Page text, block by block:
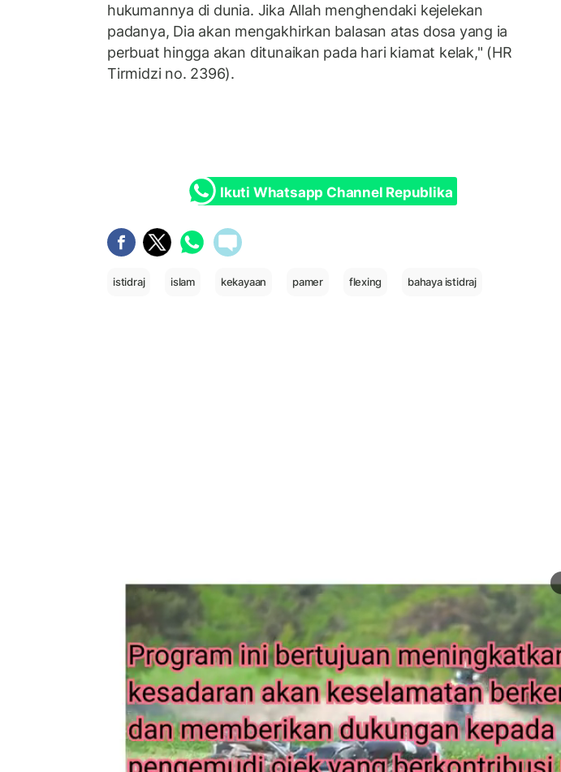
hukumannya di dunia. Jika Allah menghendaki kejelekan
padanya, Dia akan mengakhirkan balasan atas dosa yang ia
perbuat hingga akan ditunaikan pada hari kiamat kelak," (HR
Tirmidzi no. 2396).
Ikuti Whatsapp Channel Republika
istidraj islam kekayaan pamer flexing bahaya istidraj